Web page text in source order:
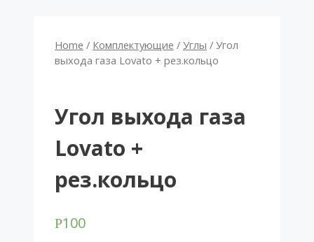
Home / Комплектующие / Углы / Угол
выхода газа Lovato + рез.кольцо
Угол выхода газа
Lovato +
рез.кольцо
Р100